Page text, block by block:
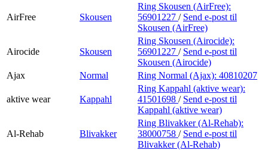
AirFree Skousen
Ring Skousen (AirFree):
56901227 / Send e-post til
Skousen (AirFree)
Airocide Skousen
Ring Skousen (Airocide):
56901227 / Send e-post til
Skousen (Airocide)
Ajax
Normal Ring Normal (Ajax): 40810207
aktive wear Kappahl
Ring Kappahl (aktive wear):
41501698 / Send e-post til
Kappahl (aktive wear)
Al-Rehab Blivakker
Ring Blivakker (Al-Rehab):
38000758 / Send e-post til
Blivakker (Al-Rehab)